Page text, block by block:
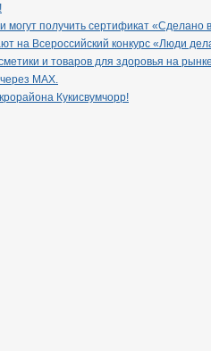
получить сертификат «Сделано
на Всероссийский конкурс «Люди
и товаров для здоровья на
МАХ.
Кукисвумчорр!